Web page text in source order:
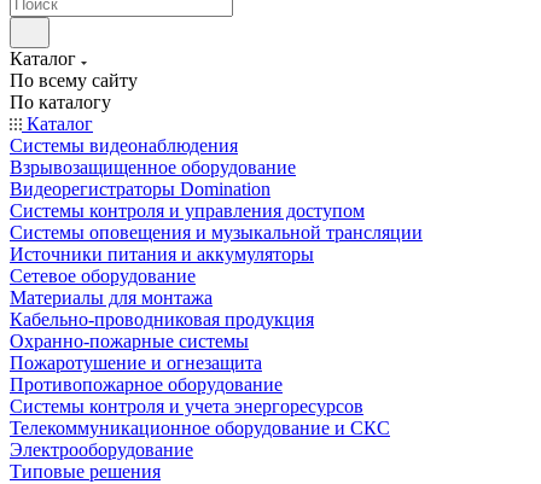
Каталог
По всему сайту
По каталогу
Каталог
Системы видеонаблюдения
Взрывозащищенное оборудование
Видеорегистраторы Domination
Системы контроля и управления доступом
Системы оповещения и музыкальной трансляции
Источники питания и аккумуляторы
Сетевое оборудование
Материалы для монтажа
Кабельно-проводниковая продукция
Охранно-пожарные системы
Пожаротушение и огнезащита
Противопожарное оборудование
Системы контроля и учета энергоресурсов
Телекоммуникационное оборудование и СКС
Электрооборудование
Типовые решения